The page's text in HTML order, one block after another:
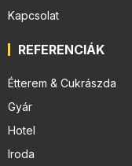
Kapcsolat
REFERENCIÁK
Étterem & Cukrászda
Gyár
Hotel
Iroda